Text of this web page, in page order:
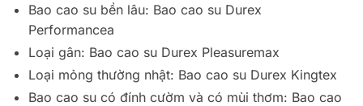
Bao cao su bền lâu: Bao cao su Durex
Performancea
Loại gân: Bao cao su Durex Pleasuremax
Loại mỏng thường nhật: Bao cao su Durex Kingtex
Bao cao su có đính cườm và có mùi thơm: Bao cao